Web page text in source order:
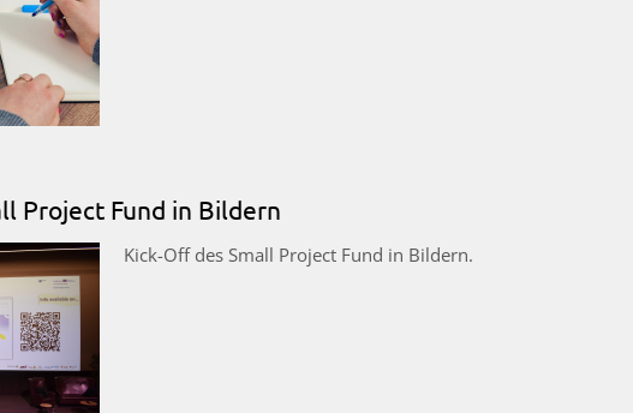
Project Fund in Bildern
Kick-Off des Small Project Fund in Bildern.